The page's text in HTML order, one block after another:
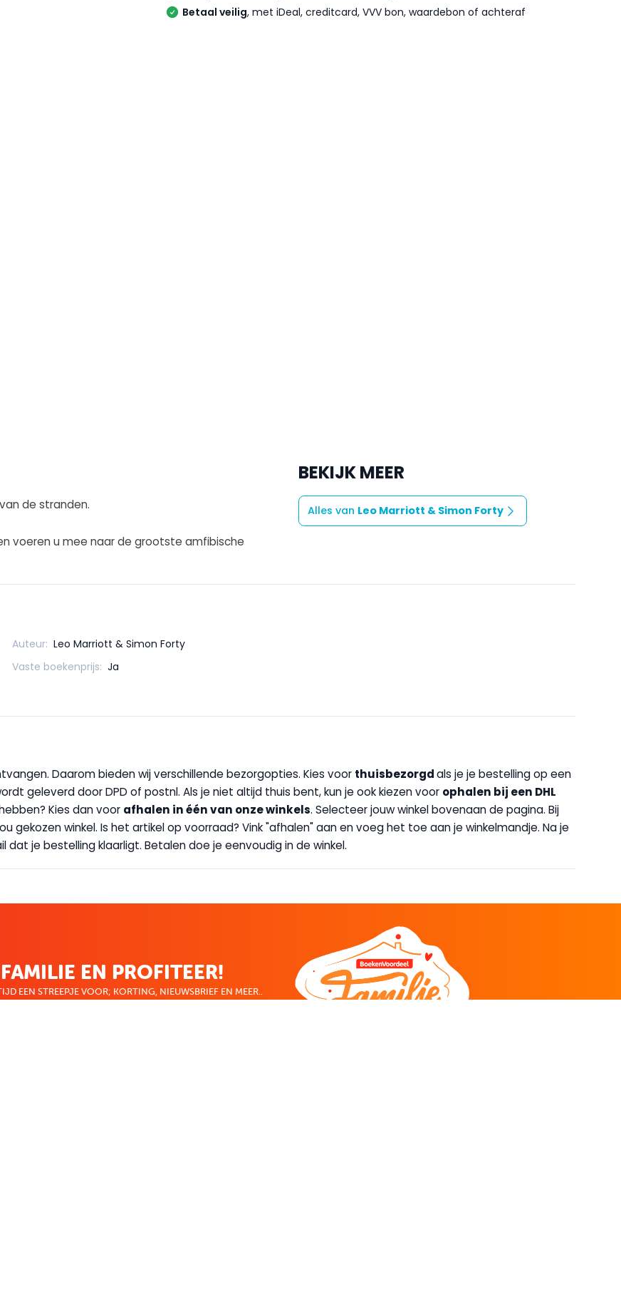
Betaal veilig, met iDeal, creditcard, VVV bon, waardebon of achteraf
BEKIJK MEER
Alles van Leo Marriott & Simon Forty
de stranden.
voeren u mee naar de grootste amfibische
Auteur: Leo Marriott & Simon Forty
Vaste boekenprijs: Ja
Daarom bieden wij verschillende bezorgopties. Kies voor thuisbezorgdals je je bestelling op een
geleverd door DPD of postnl. Als je niet altijd thuis bent, kun je ook kiezen voor ophalen bij een DHL
Kies dan voor afhalen in één van onze winkels. Selecteer jouw winkel bovenaan de pagina. Bij
gekozen winkel. Is het artikel op voorraad? Vink "afhalen" aan en voeg het toe aan je winkelmandje. Na je
je bestelling klaarligt. Betalen doe je eenvoudig in de winkel.
EN PROFITEER!
EEN STREEPJE VOOR; KORTING, NIEUWSBRIEF EN MEER..